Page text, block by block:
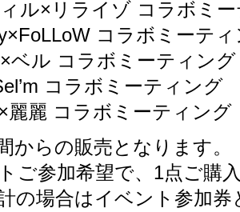
ル×リライゾ コラボミ
コラボミーテ
ベル コラボミーティング
コラボミーティング
麗麗 コラボミーティング
からの販売となります。
ご参加希望で、1点ご購
の場合はイベント参加券